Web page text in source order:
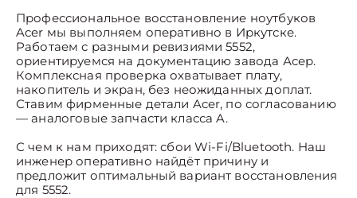
Профессиональное восстановление ноутбуков
Acer мы выполняем оперативно в Иркутске.
Работаем с разными ревизиями 5552,
ориентируемся на документацию завода Асер.
Комплексная проверка охватывает плату,
накопитель и экран, без неожиданных доплат.
Ставим фирменные детали Acer, по согласованию
— аналоговые запчасти класса A.
С чем к нам приходят: сбои Wi-Fi/Bluetooth. Наш
инженер оперативно найдёт причину и
предложит оптимальный вариант восстановления
для 5552.